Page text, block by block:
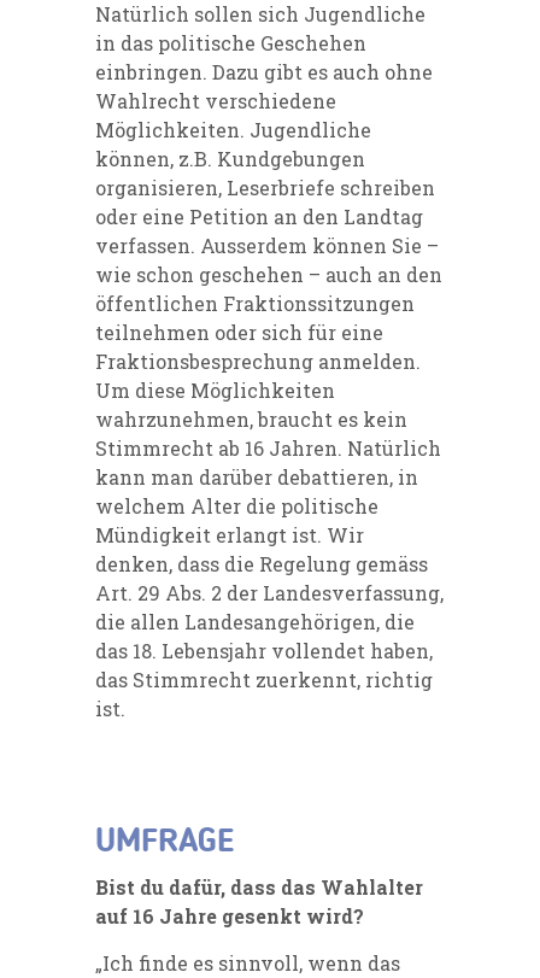
Natürlich sollen sich Jugendliche
in das politische Geschehen
einbringen. Dazu gibt es auch ohne
Wahlrecht verschiedene
Möglichkeiten. Jugendliche
können, z.B. Kundgebungen
organisieren, Leserbriefe schreiben
oder eine Petition an den Landtag
verfassen. Ausserdem können Sie –
wie schon geschehen – auch an den
öffentlichen Fraktionssitzungen
teilnehmen oder sich für eine
Fraktionsbesprechung anmelden.
Um diese Möglichkeiten
wahrzunehmen, braucht es kein
Stimmrecht ab 16 Jahren. Natürlich
kann man darüber debattieren, in
welchem Alter die politische
Mündigkeit erlangt ist. Wir
denken, dass die Regelung gemäss
Art. 29 Abs. 2 der Landesverfassung,
die allen Landesangehörigen, die
das 18. Lebensjahr vollendet haben,
das Stimmrecht zuerkennt, richtig
ist.
UMFRAGE
Bist du dafür, dass das Wahlalter
auf 16 Jahre gesenkt wird?
„Ich finde es sinnvoll, wenn das